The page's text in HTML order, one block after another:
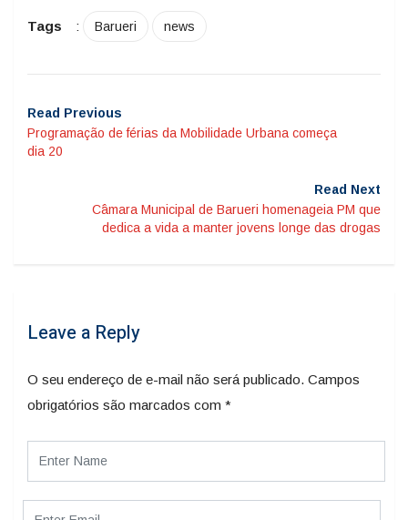
Tags : Barueri news
Read Previous
Programação de férias da Mobilidade Urbana começa
dia 20
Read Next
Câmara Municipal de Barueri homenageia PM que
dedica a vida a manter jovens longe das drogas
Leave a Reply
O seu endereço de e-mail não será publicado. Campos
obrigatórios são marcados com *